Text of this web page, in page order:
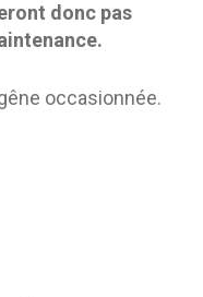
donc pas
occasionnée.